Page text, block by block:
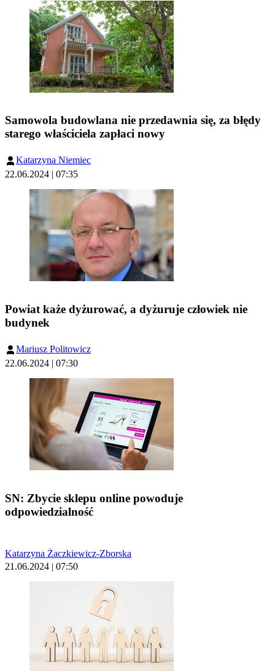
Samowola budowlana nie przedawnia się, za błędy
starego właściciela zapłaci nowy
Katarzyna Niemiec
22.06.2024 | 07:35
Powiat każe dyżurować, a dyżuruje człowiek nie
budynek
Mariusz Politowicz
22.06.2024 | 07:30
SN: Zbycie sklepu online powoduje
odpowiedzialność
Katarzyna Żaczkiewicz-Zborska
21.06.2024 | 07:50